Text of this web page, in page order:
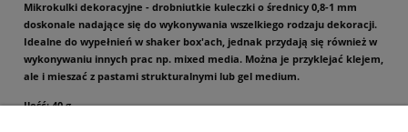
Mikrokulki dekoracyjne - drobniutkie kuleczki o średnicy 0,8-1 mm
doskonale nadające się do wykonywania wszelkiego rodzaju dekoracji.
Idealne do wypełnień w shaker box'ach, jednak przydają się również w
wykonywaniu innych prac np. mixed media. Można je przyklejać klejem,
ale i mieszać z pastami strukturalnymi lub gel medium.
Ilość: 40 g